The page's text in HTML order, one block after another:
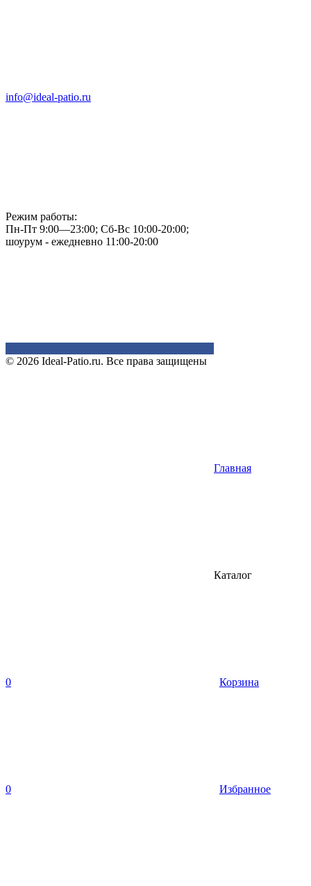
info@ideal-patio.ru
Режим работы:
Пн-Пт 9:00—23:00; Сб-Вс 10:00-20:00;
шоурум - ежедневно 11:00-20:00
© 2026 Ideal-Patio.ru. Все права защищены
Главная
Каталог
0 Корзина
0 Избранное